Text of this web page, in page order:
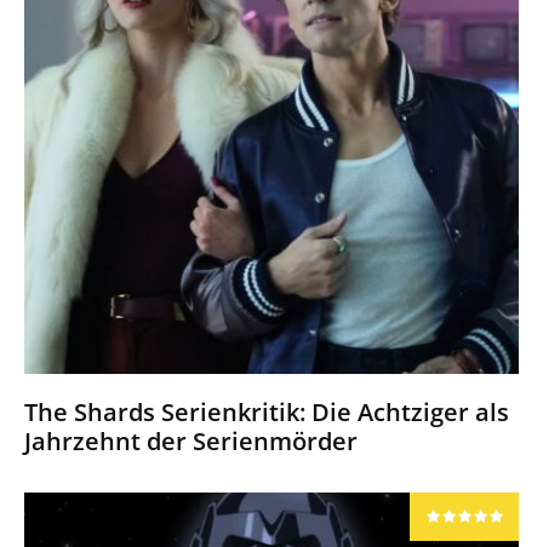
The Shards Serienkritik: Die Achtziger als
Jahrzehnt der Serienmörder